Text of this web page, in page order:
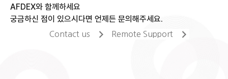
AFDEX와 함께하세요
궁금하신 점이 있으시다면 언제든 문의해주세요.
Contact us Remote Support